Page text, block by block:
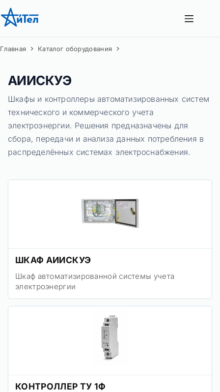
Перейти
к
Главная Каталог оборудования
АИИСКУЭ
Шкафы и контроллеры автоматизированных систем
технического и коммерческого учета
электроэнергии. Решения предназначены для
сбора, передачи и анализа данных потребления в
распределённых системах электроснабжения.
ШКАФ АИИСКУЭ
Шкаф автоматизированной системы учета
электроэнергии
КОНТРОЛЛЕР ТУ 1Ф